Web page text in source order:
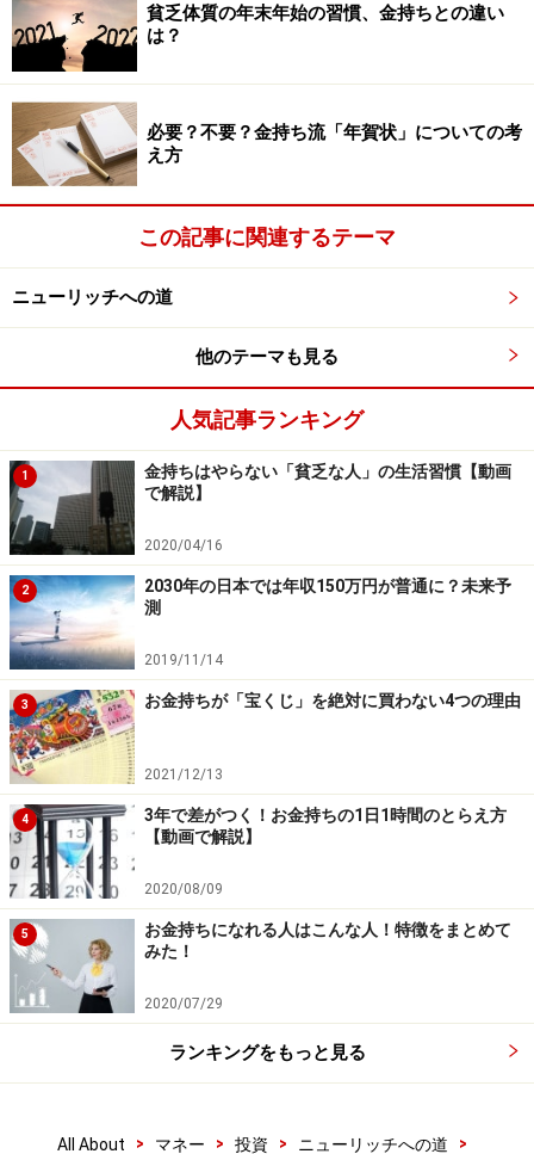
たとえば友人の新世代の富裕層は、有料メルマガ・オン
ラインサロン・YouTubeで稼いでいますが、これらは誰
でもでき、初期投資はほとんどかかりません。メルマガ
は購読者数、サロンは入会者数が増え、YouTubeは再生
回数・時間が延びれば収入も上がります。
そして彼は、いつ仕事しているのかわからないくらい旅
行をしているにもかかわらず、年収は「億超え」です。
運営はスタッフに任せているのですが、「すべてのコン
でやってもらっているらしく、なかなか賢くやっていま
※記事内容は執筆時点のものです。最新の内容をご確認くださ
い。
貧乏体質の年末年始の習慣、金持ちとの違い
は？
必要？不要？金持ち流「年賀状」についての考
え方
この記事に関連するテーマ
ニューリッチへの道
他のテーマも見る
人気記事ランキング
1
金持ちはやらない「貧乏な人」の生活習慣【動画
で解説】
2020/04/16
2
2030年の日本では年収150万円が普通に？未来予
測
2019/11/14
3 お金持ちが「宝くじ」を絶対に買わない4つの理由
2021/12/13
4
3年で差がつく！お金持ちの1日1時間のとらえ方
【動画で解説】
2020/08/09
5
お金持ちになれる人はこんな人！特徴をまとめて
みた！
2020/07/29
ランキングをもっと見る
All About > マネー > 投資 > ニューリッチへの道 >